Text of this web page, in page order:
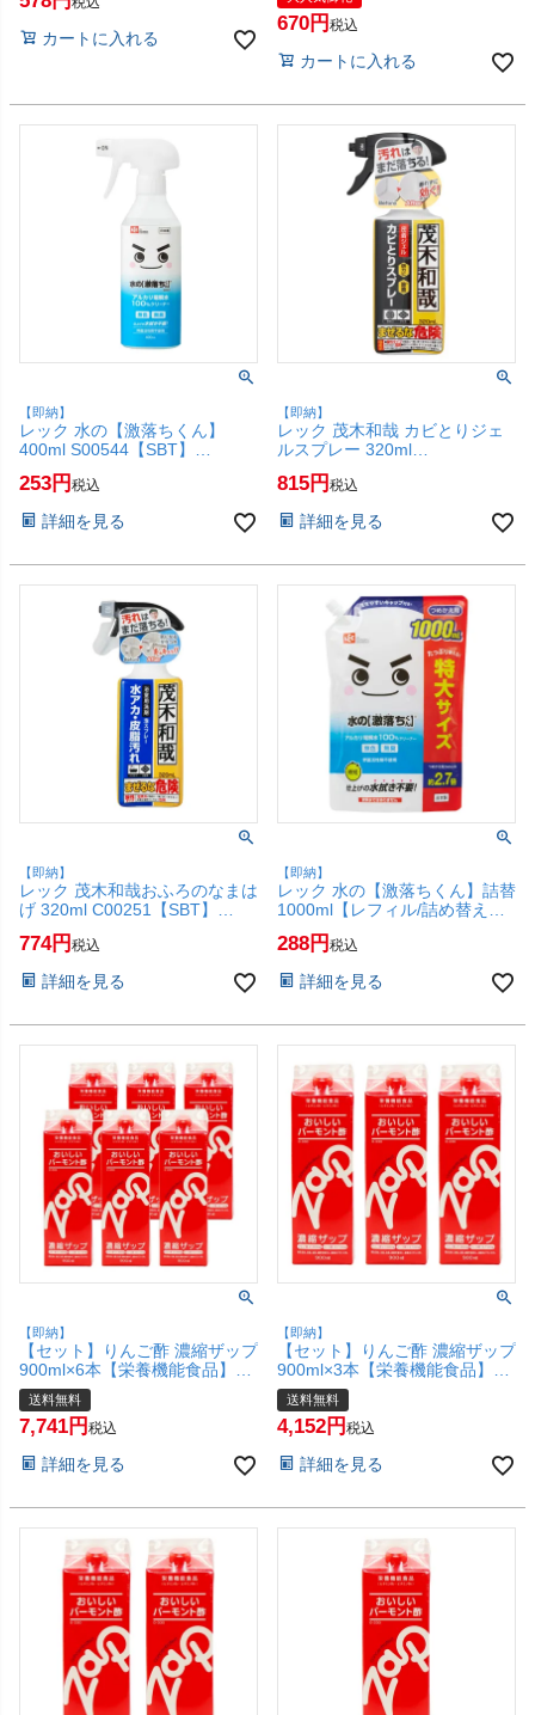
き/雑巾/お掃除/激落ちく
カートに入れる
万能クロス/お掃除/激落ちく
ん/LEC】【SBT】 (6041981)
670 税込
カートに入れる
【即納】
レック 水の【激落ちくん】
400ml S00544【SBT】
(6041991)
253 税込
詳細を見る
【即納】
レック 茂木和哉 カビとりジェ
ルスプレー 320ml
C00404【SBT】 (6041978)
815 税込
詳細を見る
【即納】
レック 茂木和哉おふろのなまは
げ 320ml C00251【SBT】
(6041976)
774 税込
詳細を見る
【即納】
レック 水の【激落ちくん】詰替
1000ml【レフィル/詰め替え】
S00557【アルカリ電解水
100%/お掃除/クリーナ
288 税込
詳細を見る
【即納】
【セット】りんご酢 濃縮ザップ
900ml×6本【栄養機能食品】
【レック】クエン酸 アミノ酸
バーモント酢 健康飲料【宅配便
送料無料】 (6057901-set3)
送料無料
7,741 税込
詳細を見る
【即納】
【セット】りんご酢 濃縮ザップ
900ml×3本【栄養機能食品】
【レック】クエン酸 アミノ酸
バーモント酢 健康飲料【宅配便
送料無料】 (6057901-set2)
送料無料
4,152 税込
詳細を見る